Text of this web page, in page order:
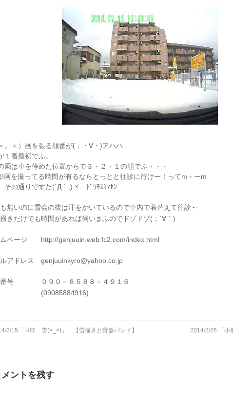
。＜）画を張る順番が(；・∀・)アハハ
１番最初でふ。
画は車を停めた位置からで３・２・１の順でふ・・・
画を撮ってる時間が有るならとっとと往診に行けー！ってm－ーm
その通りですた(´Д｀;)ヾ ﾄﾞｳﾓｽﾐﾏｾﾝ
無いのに雪会の後は汗をかいているので車内で着替えて往診～
きだけでも時間があれば伺いまふのでドゾドゾ(；´∀｀)
ムページ http://genjuuin.web.fc2.com/index.html
ルアドレス genjuuinkyro@yahoo.co.jp
番号 ０９０－８５８８－４９１６
2/15 「HO! 雪(>_<)」 【雪掻きと骨盤バンド】 2014/2/26 「
メントを残す